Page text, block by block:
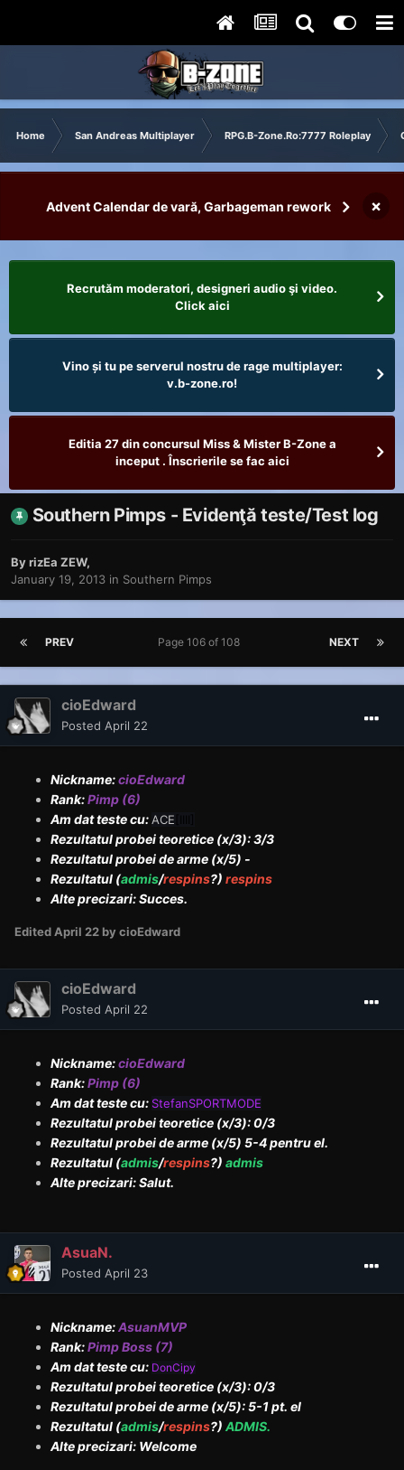
Home San Andreas Multiplayer RPG.B-Zone.Ro:7777 Roleplay
Advent Calendar de vară, Garbageman rework ×
Recrutăm moderatori, designeri audio şi video.
Click aici
Vino și tu pe serverul nostru de rage multiplayer:
v.b-zone.ro!
Editia 27 din concursul Miss & Mister B-Zone a
inceput . Înscrierile se fac aici
Southern Pimps - Evidenţă teste/Test log
ByrizEa ZEW,
January 19, 2013 in Southern Pimps
PREV NEXT
Page 106 of 108
cioEdward
Posted April 22
Nickname:cioEdward
Rank:Pimp (6)
Am dat teste cu: ACE
Rezultatul probei teoretice (x/3): 3/3
Rezultatul probei de arme (x/5) -
Rezultatul (admis/respins?) respins
Alte precizari: Succes.
Edited April 22 by cioEdward
cioEdward
Posted April 22
Nickname:cioEdward
Rank:Pimp (6)
Am dat teste cu: StefanSPORTMODE
Rezultatul probei teoretice (x/3): 0/3
Rezultatul probei de arme (x/5) 5-4 pentru el.
Rezultatul (admis/respins?) admis
Alte precizari: Salut.
AsuaN.
Posted April 23
Nickname:AsuanMVP
Rank:Pimp Boss (7)
Am dat teste cu: DonCipy
Rezultatul probei teoretice (x/3): 0/3
Rezultatul probei de arme (x/5): 5-1 pt. el
Rezultatul (admis/respins?) ADMIS.
Alte precizari: Welcome